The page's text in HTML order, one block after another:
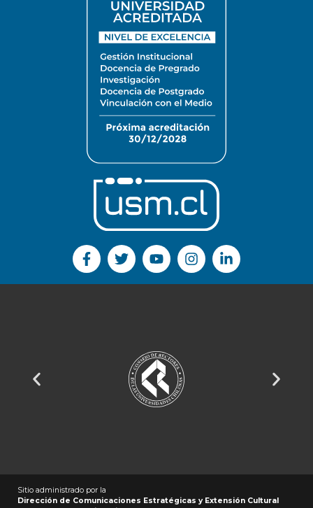
Sitio administrado por la
Dirección de Comunicaciones Estratégicas y Extensión Cultural